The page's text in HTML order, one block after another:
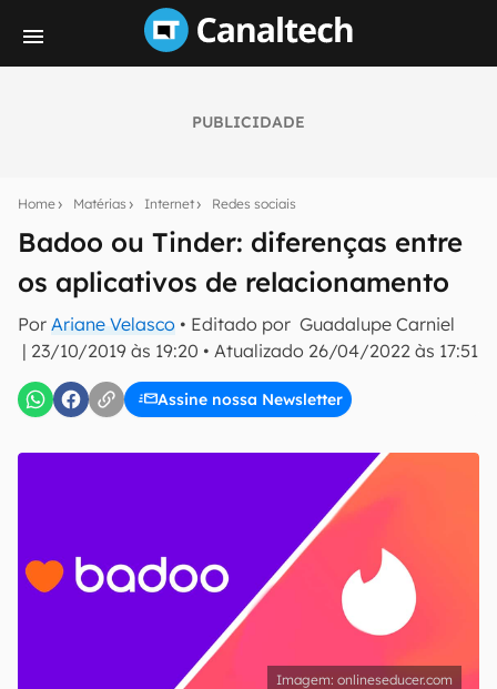
PUBLICIDADE
Home Matérias Internet Redes sociais
Badoo ou Tinder: diferenças entre
os aplicativos de relacionamento
Por Ariane Velasco • Editado por Guadalupe Carniel
| 23/10/2019 às 19:20 • Atualizado 26/04/2022 às 17:51
Assine nossa Newsletter
notícias e reviews sobre tecnologia em primeira
mão.
E-mail
onlineseducer.com